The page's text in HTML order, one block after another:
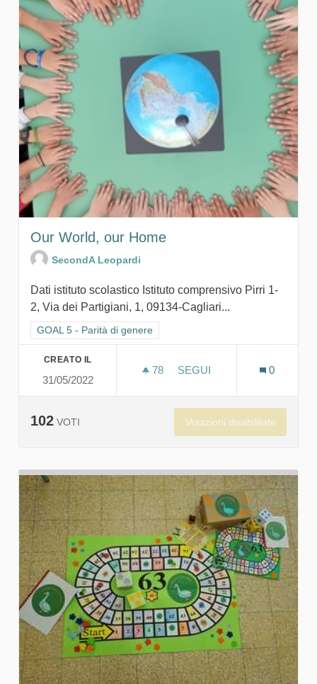
Our World, our Home
SecondA Leopardi
Dati istituto scolastico Istituto comprensivo Pirri 1-
2, Via dei Partigiani, 1, 09134-Cagliari...
Filtra i risultati per categoria: GOAL 5 - Parità di genere
GOAL 5 - Parità di genere
CREATO IL
31/05/2022
78 78 SOSTENITORI
SEGUI
0
102 VOTI Votazioni disabilitate